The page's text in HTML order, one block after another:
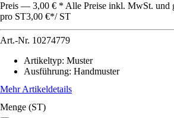
Preis — 3,00 € * Alle Preise inkl. MwSt. und
pro ST3,00 €*/ ST
Art.-Nr. 10274779
Artikeltyp: Muster
Ausführung: Handmuster
Mehr Artikeldetails
Menge (ST)